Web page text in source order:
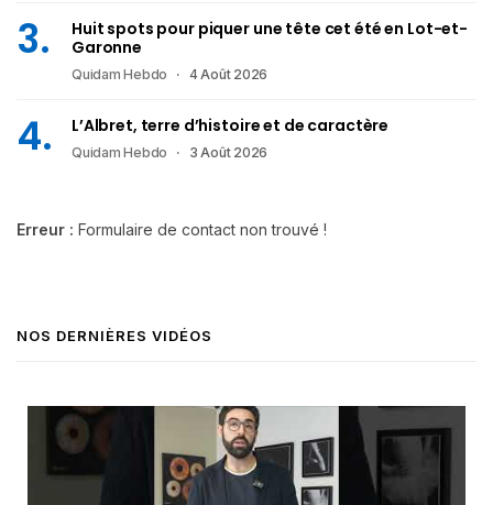
Huit spots pour piquer une tête cet été en Lot-et-
Garonne
Quidam Hebdo 4 Août 2026
L’Albret, terre d’histoire et de caractère
Quidam Hebdo 3 Août 2026
Erreur : Formulaire de contact non trouvé !
NOS DERNIÈRES VIDÉOS